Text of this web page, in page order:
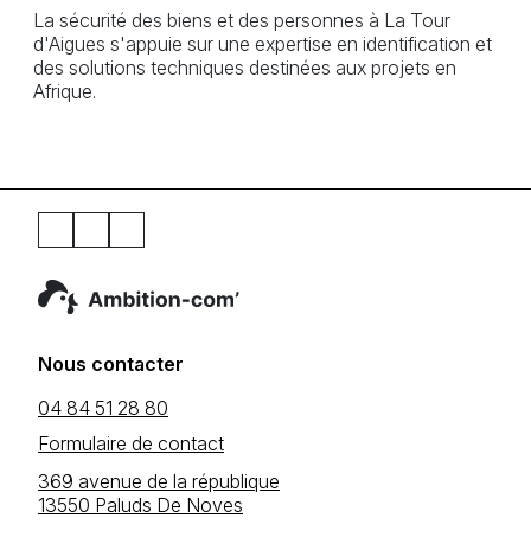
La sécurité des biens et des personnes à La Tour
d'Aigues s'appuie sur une expertise en identification et
des solutions techniques destinées aux projets en
Afrique.
Nous contacter
04 84 51 28 80
Formulaire de contact
369 avenue de la république
13550 Paluds De Noves